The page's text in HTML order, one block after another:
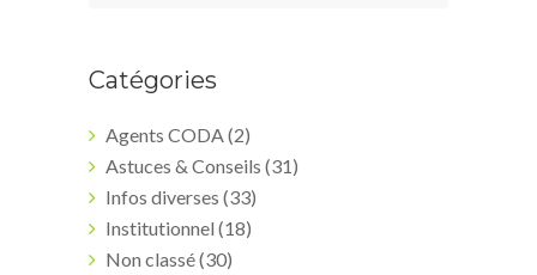
Catégories
Agents CODA(2)
Astuces & Conseils (31)
Infos diverses (33)
Institutionnel (18)
Non classé(30)